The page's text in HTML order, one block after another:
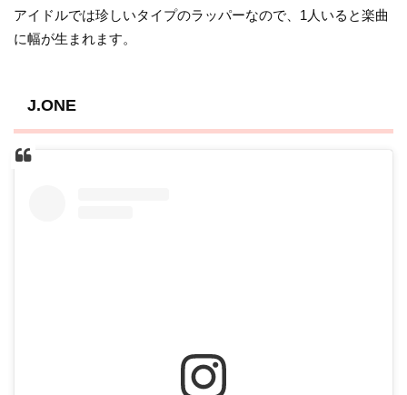
アイドルでは珍しいタイプのラッパーなので、1人いると楽曲
に幅が生まれます。
J.ONE